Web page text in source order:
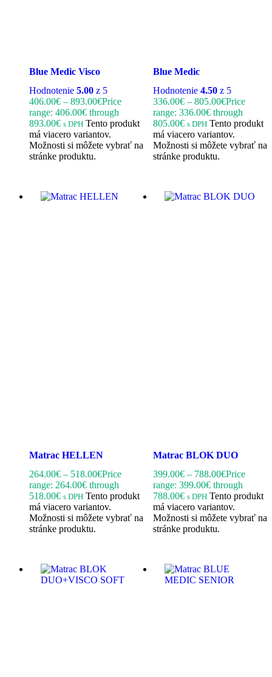
Blue Medic Visco
Hodnotenie 5.00 z 5
406.00€ – 893.00€Price
range: 406.00€ through
893.00€ s DPH Tento produkt
má viacero variantov.
Možnosti si môžete vybrať na
stránke produktu.
Blue Medic
Hodnotenie 4.50z 5
336.00€ – 805.00€Price
range: 336.00€ through
805.00€ s DPH Tento produkt
má viacero variantov.
Možnosti si môžete vybrať na
stránke produktu.
Matrac HELLEN
264.00€ – 518.00€Price
range: 264.00€ through
518.00€ s DPH Tento produkt
má viacero variantov.
Možnosti si môžete vybrať na
stránke produktu.
Matrac BLOK DUO
399.00€ – 788.00€Price
range: 399.00€ through
788.00€ s DPH Tento produkt
má viacero variantov.
Možnosti si môžete vybrať na
stránke produktu.